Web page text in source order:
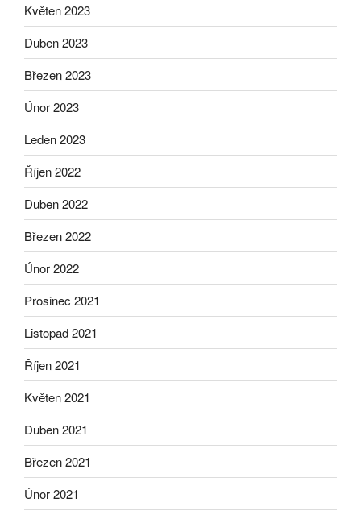
Květen 2023
Duben 2023
Březen 2023
Únor 2023
Leden 2023
Říjen 2022
Duben 2022
Březen 2022
Únor 2022
Prosinec 2021
Listopad 2021
Říjen 2021
Květen 2021
Duben 2021
Březen 2021
Únor 2021